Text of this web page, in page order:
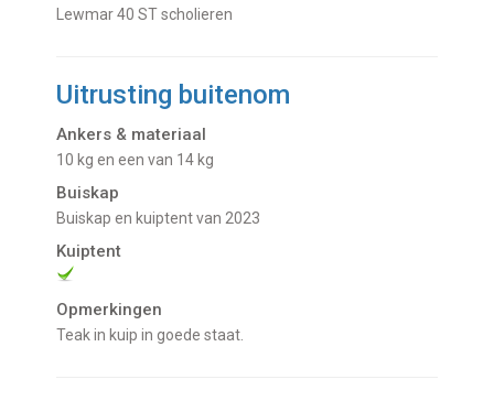
Lewmar 40 ST scholieren
Uitrusting buitenom
Ankers & materiaal
10 kg en een van 14 kg
Buiskap
Buiskap en kuiptent van 2023
Kuiptent
Opmerkingen
Teak in kuip in goede staat.